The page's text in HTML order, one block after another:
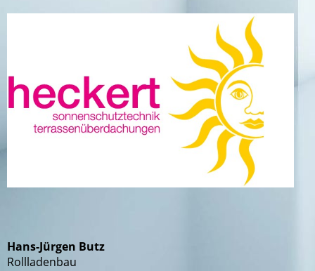
Hans-Jürgen Butz
Rollladenbau